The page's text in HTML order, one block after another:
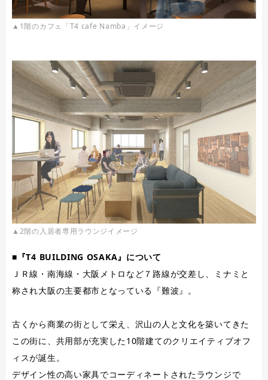
▲1階のカフェ「T4 cafe Namba」イメージ
▲2階の入居者専用ラウンジイメージ
■『T4 BUILDING OSAKA』について
ＪＲ線・南海線・大阪メトロなど７路線が交差し、ミナミと
称され大阪の主要都市となっている『難波』。
古くから商業の街として栄え、沢山の人と文化を築いてきた
この街に、共用部が充実した10階建てのクリエイティブオフ
ィスが誕生。
デザイン性の高い家具でコーディネートされたラウンジで